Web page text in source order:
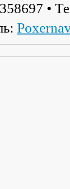
358697 •